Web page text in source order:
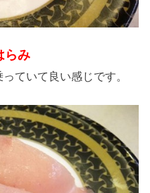
らみ
ていて良い感じです。